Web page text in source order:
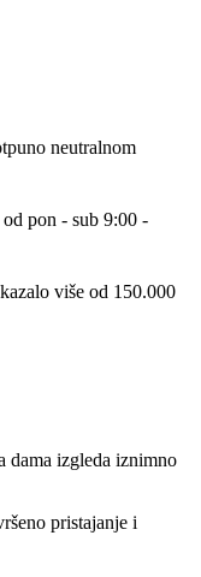
neutralnom
pon - sub 9:00 -
više od 150.000
dama izgleda iznimno
pristajanje i